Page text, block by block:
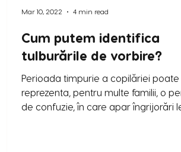
Cum putem identifica
tulburările de vorbire?
Perioada timpurie a copilăriei poate
reprezenta, pentru multe familii, o
de confuzie, în care apar îngrijorări
Mar 10, 2022 4 min read